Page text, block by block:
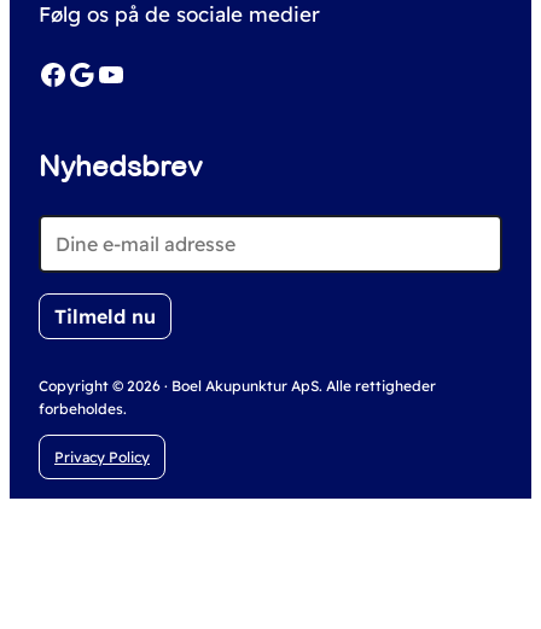
c
h
Følg os på de sociale medier
Facebook Google YouTube
Nyhedsbrev
Copyright © 2026 · Boel Akupunktur ApS. Alle rettigheder
forbeholdes.
Privacy Policy